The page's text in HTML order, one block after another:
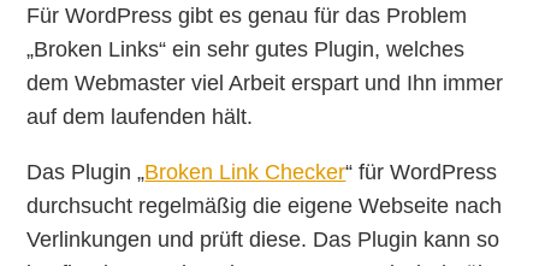
Für WordPress gibt es genau für das Problem
„Broken Links“ ein sehr gutes Plugin, welches
dem Webmaster viel Arbeit erspart und Ihn immer
auf dem laufenden hält.
Das Plugin „Broken Link Checker“ für WordPress
durchsucht regelmäßig die eigene Webseite nach
Verlinkungen und prüft diese. Das Plugin kann so